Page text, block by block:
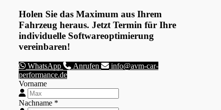
Holen Sie das Maximum aus Ihrem
Fahrzeug heraus. Jetzt Termin für Ihre
individuelle Softwareoptimierung
vereinbaren!
WhatsApp Anrufen
info@avm-car-
performance.de
Vorname
Nachname *